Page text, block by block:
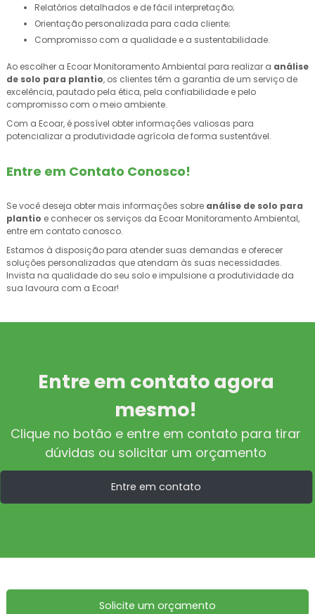
Relatórios detalhados e de fácil interpretação;
Orientação personalizada para cada cliente;
Compromisso com a qualidade e a sustentabilidade.
Ao escolher a Ecoar Monitoramento Ambiental para realizar a análise
de solo para plantio, os clientes têm a garantia de um serviço de
excelência, pautado pela ética, pela confiabilidade e pelo
compromisso com o meio ambiente.
Com a Ecoar, é possível obter informações valiosas para
potencializar a produtividade agrícola de forma sustentável.
Entre em Contato Conosco!
Se você deseja obter mais informações sobre análise de solo para
plantio e conhecer os serviços da Ecoar Monitoramento Ambiental,
entre em contato conosco.
Estamos à disposição para atender suas demandas e oferecer
soluções personalizadas que atendam às suas necessidades.
Invista na qualidade do seu solo e impulsione a produtividade da
sua lavoura com a Ecoar!
Entre em contato agora
mesmo!
Clique no botão e entre em contato para tirar
dúvidas ou solicitar um orçamento
Entre em contato
Solicite um orçamento